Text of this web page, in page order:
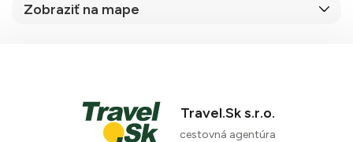
Zobraziť na mape
Travel.Sk s.r.o.
cestovná agentúra